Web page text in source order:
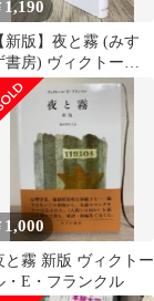
1,190
新版】夜と霧 (みす
書房) ヴィクトー
・E・フランクル
田 香代子
1,000
と霧 新版 ヴィクトー
・E・フランクル